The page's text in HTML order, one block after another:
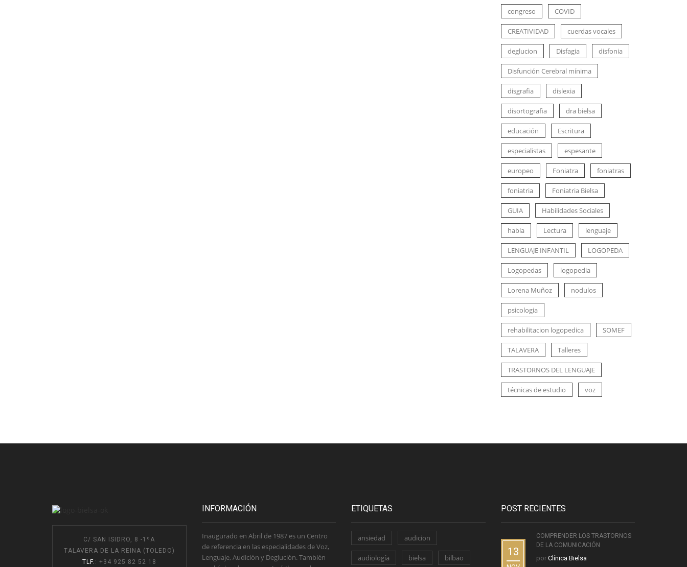
congreso COVID
CREATIVIDAD cuerdas vocales
deglucion Disfagia disfonia
Disfunción Cerebral mínima
disgrafia dislexia
disortografia dra bielsa
educación Escritura
especialistas espesante
europeo Foniatra foniatras
foniatria Foniatria Bielsa
GUIA Habilidades Sociales
habla Lectura lenguaje
LENGUAJE INFANTIL LOGOPEDA
Logopedas logopedia
Lorena Muñoz nodulos
psicologia
rehabilitacion logopedica SOMEF
TALAVERA Talleres
TRASTORNOS DEL LENGUAJE
técnicas de estudio voz
C/ SAN ISIDRO, 8 -1ºA
TALAVERA DE LA REINA (TOLEDO)
TLF. : +34 925 82 52 18
INFORMACIÓN
Inaugurado en Abril de 1987 es un Centro
de referencia en las especialidades de Voz,
Lenguaje, Audición y Deglución. También
ETIQUETAS
ansiedad audicion
audiología bielsa bilbao
POST RECIENTES
13
COMPRENDER LOS TRASTORNOS
DE LA COMUNICACIÓN
por Clínica Bielsa